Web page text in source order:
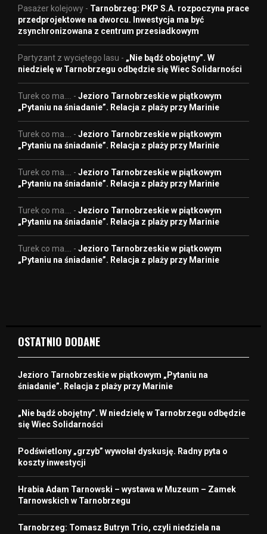
Pasażer kolejowy - Tarnobrzeg: PKP S.A. rozpoczyna prace
przedprojektowe na dworcu. Inwestycja ma być
zsynchronizowana z centrum przesiadkowym
Partyzant z wyciętego lasu - „Nie bądź obojętny”. W
niedzielę w Tarnobrzegu odbędzie się Wiec Solidarności
Turek co ma.... - Jezioro Tarnobrzeskie w piątkowym
„Pytaniu na śniadanie”. Relacja z plaży przy Marinie
Turek co ma.... - Jezioro Tarnobrzeskie w piątkowym
„Pytaniu na śniadanie”. Relacja z plaży przy Marinie
Turek co ma.... - Jezioro Tarnobrzeskie w piątkowym
„Pytaniu na śniadanie”. Relacja z plaży przy Marinie
Turek co ma.... - Jezioro Tarnobrzeskie w piątkowym
„Pytaniu na śniadanie”. Relacja z plaży przy Marinie
Turek co ma.... - Jezioro Tarnobrzeskie w piątkowym
„Pytaniu na śniadanie”. Relacja z plaży przy Marinie
OSTATNIO DODANE
Jezioro Tarnobrzeskie w piątkowym „Pytaniu na
śniadanie”. Relacja z plaży przy Marinie
„Nie bądź obojętny”. W niedzielę w Tarnobrzegu odbędzie
się Wiec Solidarności
Podświetlony „grzyb” wywołał dyskusję. Radny pyta o
koszty inwestycji
Hrabia Adam Tarnowski – wystawa w Muzeum – Zamek
Tarnowskich w Tarnobrzegu
Tarnobrzeg: Tomasz Butryn Trio, czyli niedziela na